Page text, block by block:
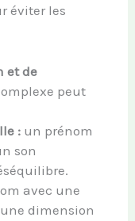
éviter les
et de
peut
: un prénom
son
avec une
dimension